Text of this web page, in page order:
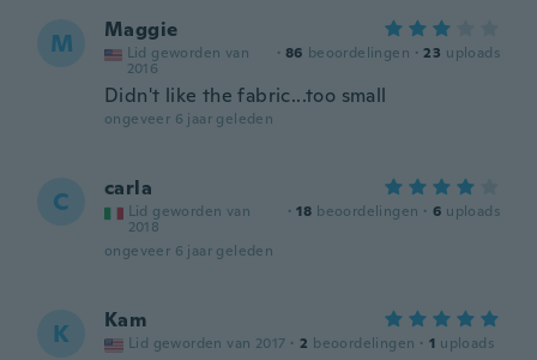
M Maggie
Lid geworden van
2016
· 86 beoordelingen · 23 uploads
Didn't like the fabric...too small
ongeveer 6 jaar geleden
C carla
Lid geworden van
2018
· 18 beoordelingen · 6 uploads
ongeveer 6 jaar geleden
K Kam
Lid geworden van 2017 · 2 beoordelingen · 1 uploads